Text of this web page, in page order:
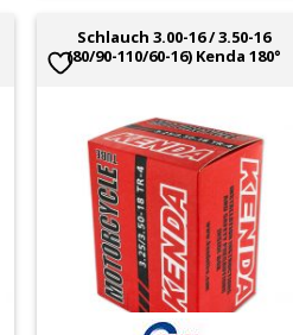
Schlauch 3.00-16 / 3.50-16
(80/90-110/60-16) Kenda 180°